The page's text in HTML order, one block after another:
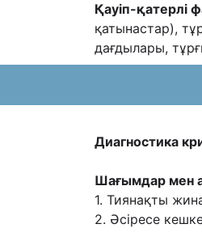
Қауіп-қатерлі
қатынастар),
дағдылары,
Диагностика
Шағымдар мен
1. Тиянақты
2. Əсіресе